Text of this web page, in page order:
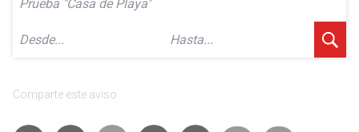
Comparte este aviso